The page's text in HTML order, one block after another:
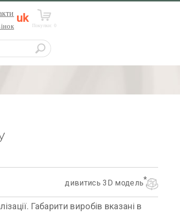
uk
Покупки: 0
дивитись 3D модель
Габарити виробів вказані в